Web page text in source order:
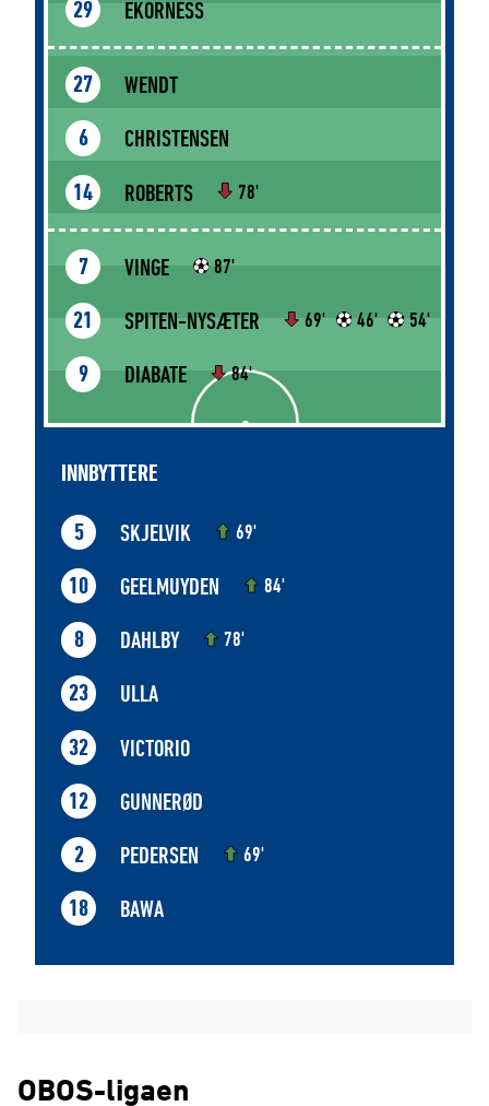
29 EKORNESS
27 WENDT
6 CHRISTENSEN
14 ROBERTS 78'
7 VINGE 87'
21 SPITEN-NYSÆTER 69' 46' 54'
9 DIABATE 84'
INNBYTTERE
5 SKJELVIK 69'
10 GEELMUYDEN 84'
8 DAHLBY 78'
23 ULLA
32 VICTORIO
12 GUNNERØD
2 PEDERSEN 69'
18 BAWA
OBOS-ligaen